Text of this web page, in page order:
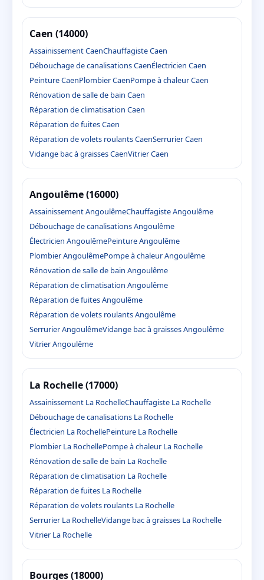
Caen (14000)
Assainissement CaenChauffagiste Caen
Débouchage de canalisations CaenÉlectricien Caen
Peinture CaenPlombier CaenPompe à chaleur Caen
Rénovation de salle de bain Caen
Réparation de climatisation Caen
Réparation de fuites Caen
Réparation de volets roulants CaenSerrurier Caen
Vidange bac à graisses CaenVitrier Caen
Angoulême (16000)
Assainissement AngoulêmeChauffagiste Angoulême
Débouchage de canalisations Angoulême
Électricien AngoulêmePeinture Angoulême
Plombier AngoulêmePompe à chaleur Angoulême
Rénovation de salle de bain Angoulême
Réparation de climatisation Angoulême
Réparation de fuites Angoulême
Réparation de volets roulants Angoulême
Serrurier AngoulêmeVidange bac à graisses Angoulême
Vitrier Angoulême
La Rochelle (17000)
Assainissement La RochelleChauffagiste La Rochelle
Débouchage de canalisations La Rochelle
Électricien La RochellePeinture La Rochelle
Plombier La RochellePompe à chaleur La Rochelle
Rénovation de salle de bain La Rochelle
Réparation de climatisation La Rochelle
Réparation de fuites La Rochelle
Réparation de volets roulants La Rochelle
Serrurier La RochelleVidange bac à graisses La Rochelle
Vitrier La Rochelle
Bourges (18000)